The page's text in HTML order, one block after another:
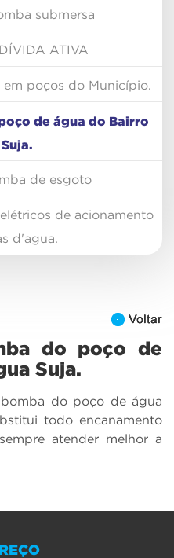
submersa
ATIVA
poços do Município.
de água do Bairro
de esgoto
de acionamento
d'agua.
do poço de
Suja.
do poço de água
todo encanamento
atender melhor a